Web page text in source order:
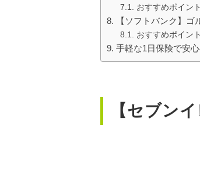
おすすめポイン
【ソフトバンク】ゴ
おすすめポイン
手軽な1日保険で安
【セブン